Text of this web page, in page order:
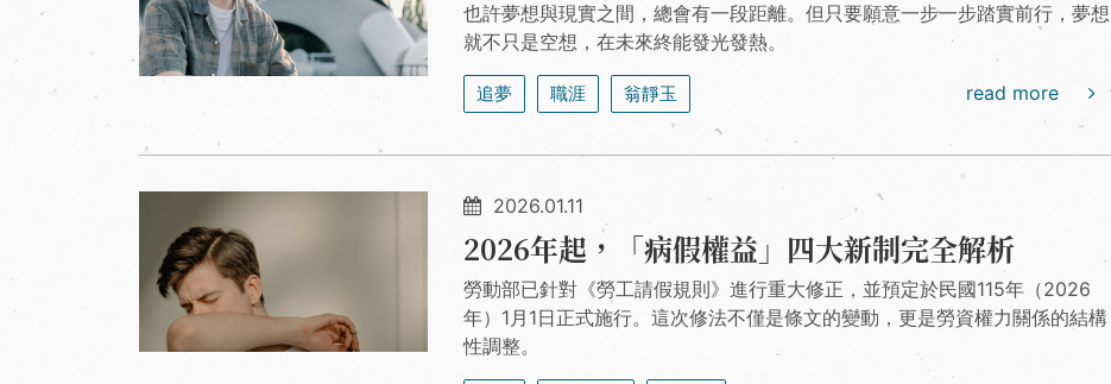
也許夢想與現實之間，總會有一段距離。但只要願意一步一步踏實前行，夢想
就不只是空想，在未來終能發光發熱。
追夢 職涯 翁靜玉 read more
2026.01.11
2026年起，「病假權益」四大新制完全解析
勞動部已針對《勞工請假規則》進行重大修正，並預定於民國115年（2026
年）1月1日正式施行。這次修法不僅是條文的變動，更是勞資權力關係的結構
性調整。